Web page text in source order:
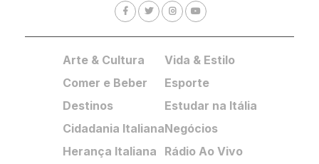
Arte & Cultura
Comer e Beber
Destinos
Cidadania Italiana
Herança Italiana
Vida & Estilo
Esporte
Estudar na Itália
Negócios
Rádio Ao Vivo